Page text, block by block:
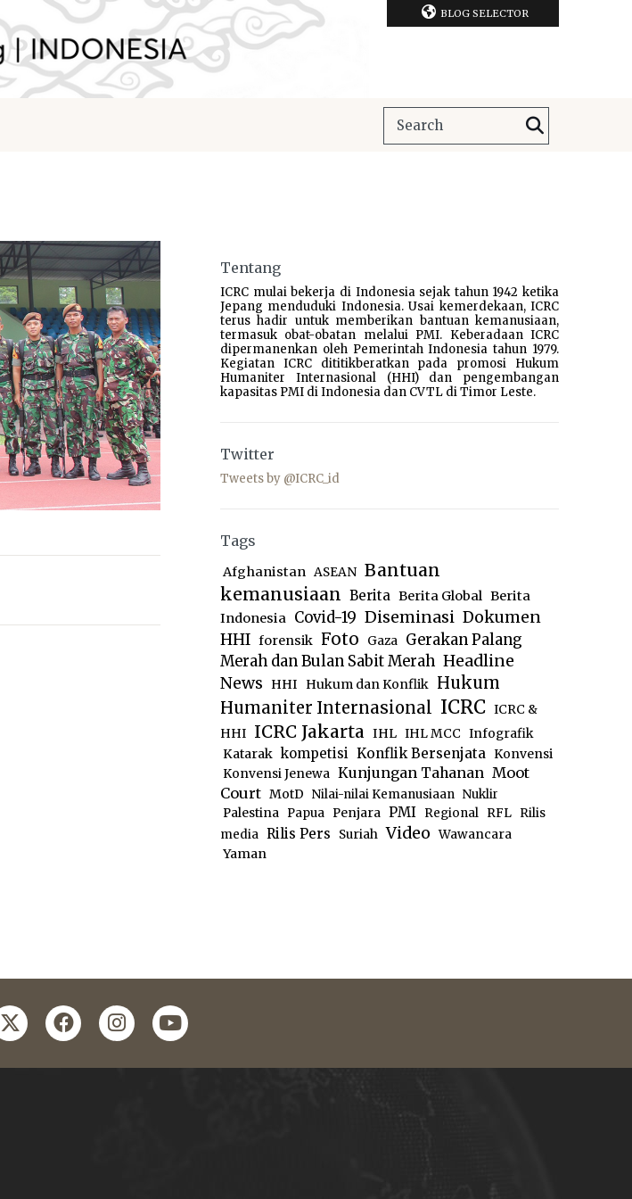
BLOG SELECTOR
Tentang
ICRC mulai bekerja di Indonesia sejak tahun 1942 ketika
Jepang menduduki Indonesia. Usai kemerdekaan, ICRC
terus hadir untuk memberikan bantuan kemanusiaan,
termasuk obat-obatan melalui PMI. Keberadaan ICRC
dipermanenkan oleh Pemerintah Indonesia tahun 1979.
Kegiatan ICRC dititikberatkan pada promosi Hukum
Humaniter Internasional (HHI) dan pengembangan
kapasitas PMI di Indonesia dan CVTL di Timor Leste.
Twitter
Tweets by @ICRC_id
Tags
Afghanistan ASEAN Bantuan
kemanusiaan Berita Berita Global Berita
Indonesia Covid-19 Diseminasi Dokumen
HHI forensik Foto Gaza Gerakan Palang
Merah dan Bulan Sabit Merah Headline
News
HHI Hukum dan Konflik Hukum
Humaniter Internasional ICRC ICRC &
HHI ICRC Jakarta IHL IHL MCC Infografik
Katarak kompetisi Konflik Bersenjata Konvensi
Konvensi Jenewa Kunjungan Tahanan Moot
Court MotD Nilai-nilai Kemanusiaan Nuklir
Palestina
Papua Penjara PMI Regional RFL
Rilis
media Rilis Pers Suriah Video Wawancara
Yaman
twitterfacebookinstagram
youtube